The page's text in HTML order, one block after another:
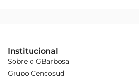
Institucional
Sobre o GBarbosa
Grupo Cencosud